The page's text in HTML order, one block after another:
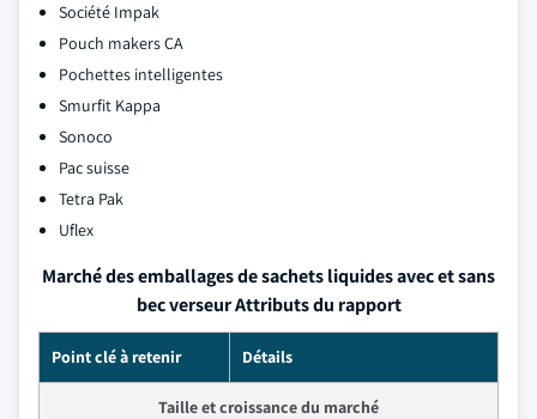
Société Impak
Pouch makers CA
Pochettes intelligentes
Smurfit Kappa
Sonoco
Pac suisse
Tetra Pak
Uflex
Marché des emballages de sachets liquides avec et sans
bec verseur Attributs du rapport
Point clé à retenir Détails
Taille et croissance du marché